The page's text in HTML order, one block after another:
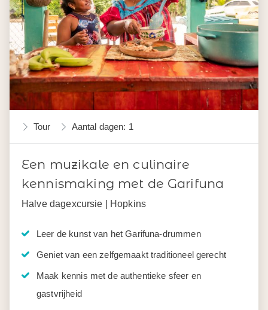
Tour Aantal dagen: 1
Een muzikale en culinaire
kennismaking met de Garifuna
Halve dagexcursie | Hopkins
Leer de kunst van het Garifuna-drummen
Geniet van een zelfgemaakt traditioneel gerecht
Maak kennis met de authentieke sfeer en
gastvrijheid